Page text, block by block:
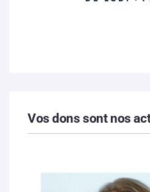
Vos dons sont nos